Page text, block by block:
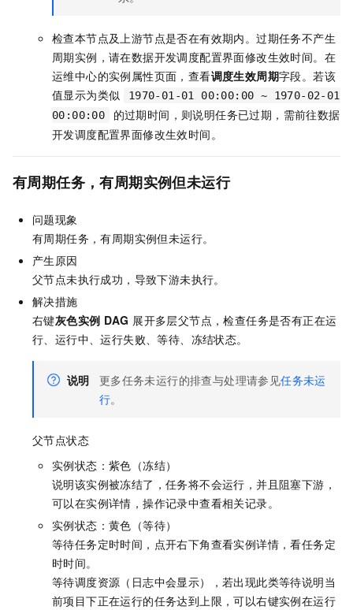
检查本节点及上游节点是否在有效期内。过期任务不产生
周期实例，请在数据开发调度配置界面修改生效时间。在
运维中心的实例属性页面，查看调度生效周期字段。若该
值显示为类似
1970-01-01 00:00:00 ~ 1970-02-01
00:00:00
的过期时间，则说明任务已过期，需前往数据
开发调度配置界面修改生效时间。
有周期任务，有周期实例但未运行
问题现象
有周期任务，有周期实例但未运行。
产生原因
父节点未执行成功，导致下游未执行。
解决措施
右键灰色实例 DAG 展开多层父节点，检查任务是否有正在运
行、运行中、运行失败、等待、冻结状态。
说明 更多任务未运行的排查与处理请参见任务未运
行。
父节点状态
实例状态：紫色（冻结）
说明该实例被冻结了，任务将不会运行，并且阻塞下游，
可以在实例详情，操作记录中查看相关记录。
实例状态：黄色（等待）
等待任务定时时间，点开右下角查看实例详情，看任务定
时时间。
等待调度资源（日志中会显示），若出现此类等待说明当
前项目下正在运行的任务达到上限，可以右键实例在运行